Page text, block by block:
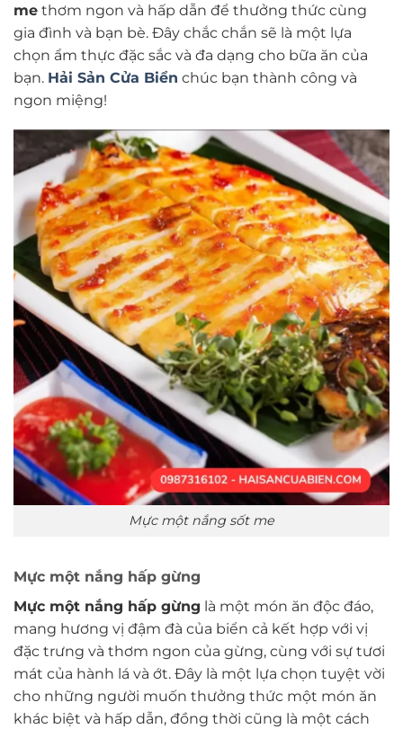
me thơm ngon và hấp dẫn để thưởng thức cùng
gia đình và bạn bè. Đây chắc chắn sẽ là một lựa
chọn ẩm thực đặc sắc và đa dạng cho bữa ăn của
bạn. Hải Sản Cửa Biển chúc bạn thành công và
ngon miệng!
Mực một nắng sốt me
Mực một nắng hấp gừng
Mực một nắng hấp gừng là một món ăn độc đáo,
mang hương vị đậm đà của biển cả kết hợp với vị
đặc trưng và thơm ngon của gừng, cùng với sự tươi
mát của hành lá và ớt. Đây là một lựa chọn tuyệt vời
cho những người muốn thưởng thức một món ăn
khác biệt và hấp dẫn, đồng thời cũng là một cách